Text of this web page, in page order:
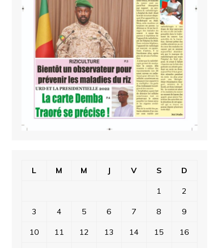
L M M J V S D
1 2
3 4 5 6 7 8 9
10 11 12 13 14 15 16